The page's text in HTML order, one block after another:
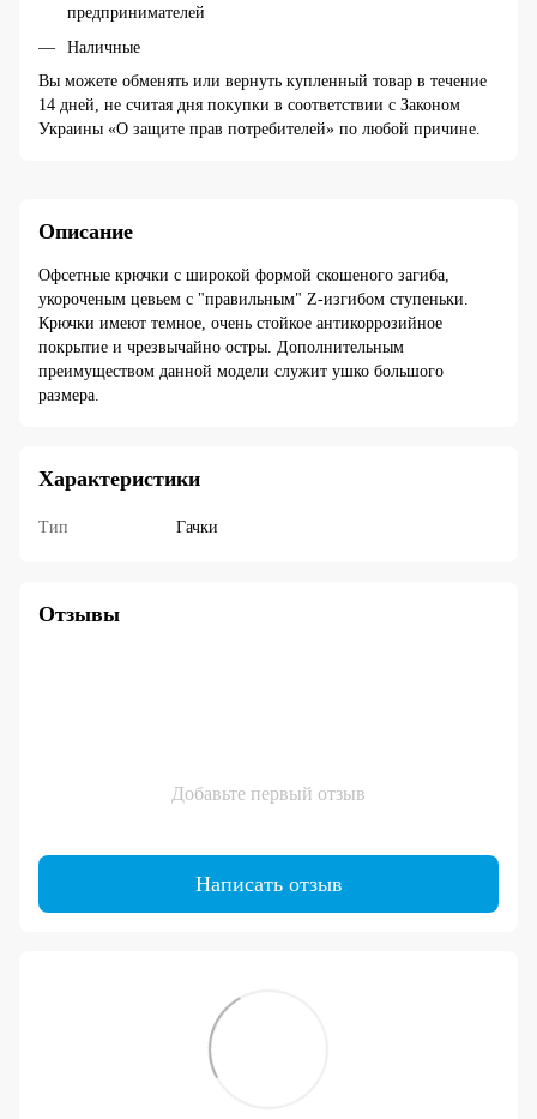
предпринимателей
Наличные
Вы можете обменять или вернуть купленный товар в течение
14 дней, не считая дня покупки в соответствии с Законом
Украины «О защите прав потребителей» по любой причине.
Описание
Офсетные крючки с широкой формой скошеного загиба,
укороченым цевьем с "правильным" Z-изгибом ступеньки.
Крючки имеют темное, очень стойкое антикоррозийное
покрытие и чрезвычайно остры. Дополнительным
преимуществом данной модели служит ушко большого
размера.
Характеристики
Тип Гачки
Отзывы
Добавьте первый отзыв
Написать отзыв